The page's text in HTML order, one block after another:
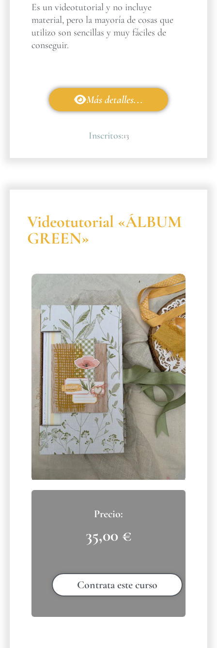
Es un videotutorial y no incluye
material, pero la mayoría de cosas que
utilizo son sencillas y muy fáciles de
conseguir.
Más detalles...
Inscritos:13
Videotutorial «ÁLBUM
GREEN»
35,00 €
Contrata este curso